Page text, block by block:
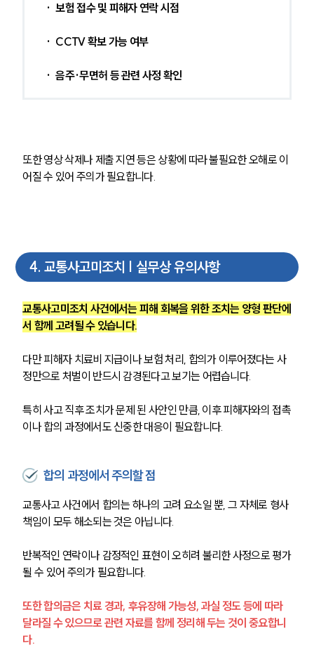
팀소개
대륜의 강점
오시는 길
글로벌 파트너 로펌
·  보험 접수 및 피해자 연락 시점
·  CCTV 확보 가능 여부
·  음주·무면허 등 관련 사정 확인
또한 영상 삭제나 제출 지연 등은 상황에 따라 불필요한 오해로 이
어질 수 있어 주의가 필요합니다.
4. 교통사고미조치 | 실무상 유의사항
교통사고미조치 사건에서는 피해 회복을 위한 조치는 양형 판단에
서 함께 고려될 수 있습니다.
다만 피해자 치료비 지급이나 보험 처리, 합의가 이루어졌다는 사
정만으로 처벌이 반드시 감경된다고 보기는 어렵습니다.
특히 사고 직후 조치가 문제 된 사안인 만큼, 이후 피해자와의 접촉
이나 합의 과정에서도 신중한 대응이 필요합니다.
합의 과정에서 주의할 점
교통사고 사건에서 합의는 하나의 고려 요소일 뿐, 그 자체로 형사
책임이 모두 해소되는 것은 아닙니다.
반복적인 연락이나 감정적인 표현이 오히려 불리한 사정으로 평가
될 수 있어 주의가 필요합니다.
또한 합의금은 치료 경과, 후유장해 가능성, 과실 정도 등에 따라
달라질 수 있으므로 관련 자료를 함께 정리해 두는 것이 중요합니
다.